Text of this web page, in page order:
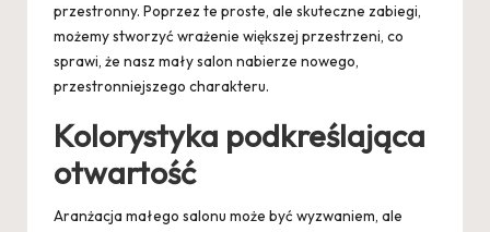
przestronny. Poprzez te proste, ale skuteczne zabiegi,
możemy stworzyć wrażenie większej przestrzeni, co
sprawi, że nasz mały salon nabierze nowego,
przestronniejszego charakteru.
Kolorystyka podkreślająca
otwartość
Aranżacja małego salonu może być wyzwaniem, ale